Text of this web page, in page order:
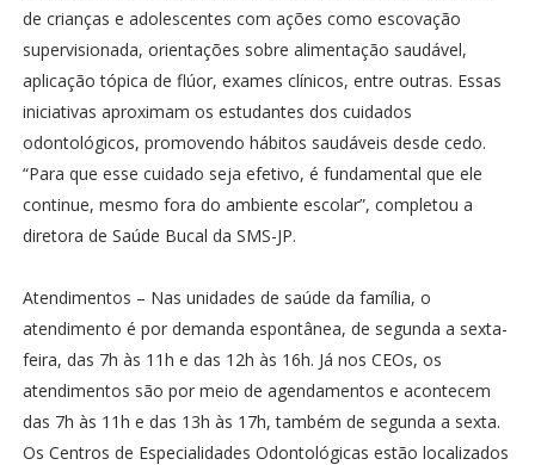
de crianças e adolescentes com ações como escovação
supervisionada, orientações sobre alimentação saudável,
aplicação tópica de flúor, exames clínicos, entre outras. Essas
iniciativas aproximam os estudantes dos cuidados
odontológicos, promovendo hábitos saudáveis desde cedo.
“Para que esse cuidado seja efetivo, é fundamental que ele
continue, mesmo fora do ambiente escolar”, completou a
diretora de Saúde Bucal da SMS-JP.
Atendimentos – Nas unidades de saúde da família, o
atendimento é por demanda espontânea, de segunda a sexta-
feira, das 7h às 11h e das 12h às 16h. Já nos CEOs, os
atendimentos são por meio de agendamentos e acontecem
das 7h às 11h e das 13h às 17h, também de segunda a sexta.
Os Centros de Especialidades Odontológicas estão localizados